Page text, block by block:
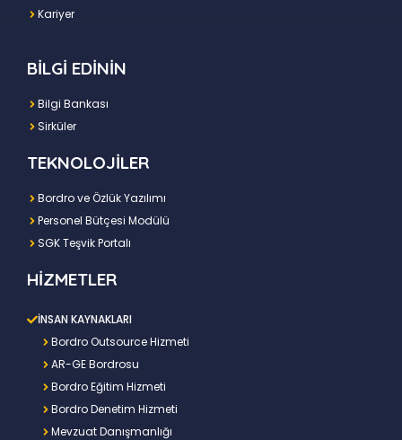
Kariyer
BİLGİ EDİNİN
Bilgi Bankası
Sirküler
TEKNOLOJİLER
Bordro ve Özlük Yazılımı
Personel Bütçesi Modülü
SGK Teşvik Portalı
HİZMETLER
İNSAN KAYNAKLARI
Bordro Outsource Hizmeti
AR-GE Bordrosu
Bordro Eğitim Hizmeti
Bordro Denetim Hizmeti
Mevzuat Danışmanlığı